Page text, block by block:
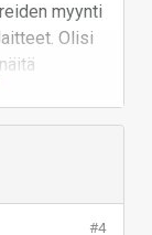
myynti
Olisi
#4